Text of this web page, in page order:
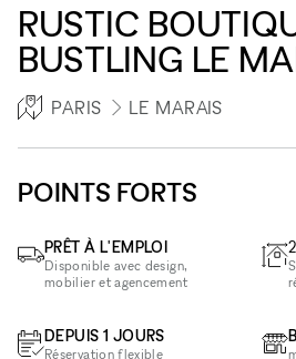
RUSTIC
BUSTLING LE
PARIS LE MARAIS
POINTS FORTS
PRÊT À L'EMPLOI
Disponible avec design,
mobilier et agencement
DEPUIS 1 JOURS
Réservation flexible